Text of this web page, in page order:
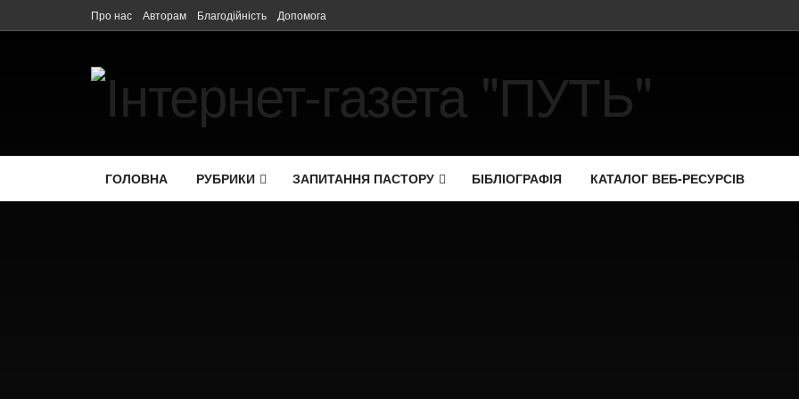
Про нас Авторам Благодійність Допомога
ГОЛОВНА РУБРИКИ ЗАПИТАННЯ ПАСТОРУ БІБЛІОГРАФІЯ КАТАЛОГ ВЕБ-РЕСУРСІВ